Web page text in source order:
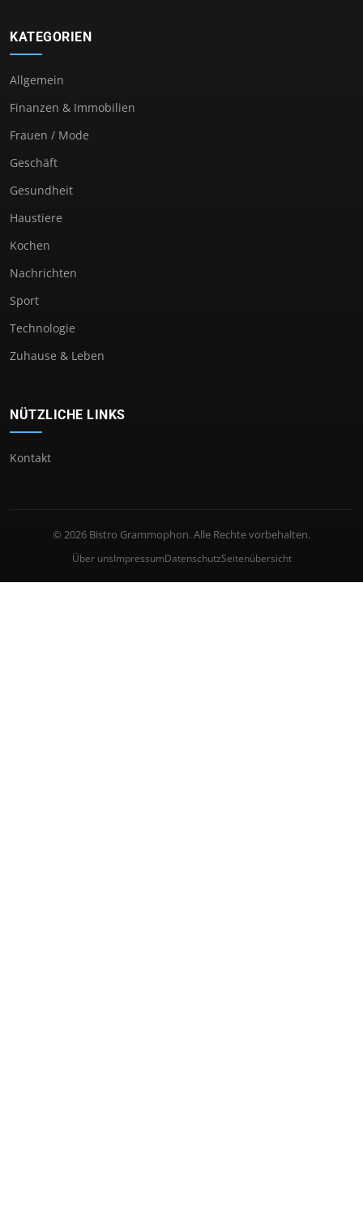
KATEGORIEN
Allgemein
Finanzen & Immobilien
Frauen / Mode
Geschäft
Gesundheit
Haustiere
Kochen
Nachrichten
Sport
Technologie
Zuhause & Leben
NÜTZLICHE LINKS
Kontakt
© 2026 Bistro Grammophon. Alle Rechte vorbehalten.
Über unsImpressumDatenschutzSeitenübersicht